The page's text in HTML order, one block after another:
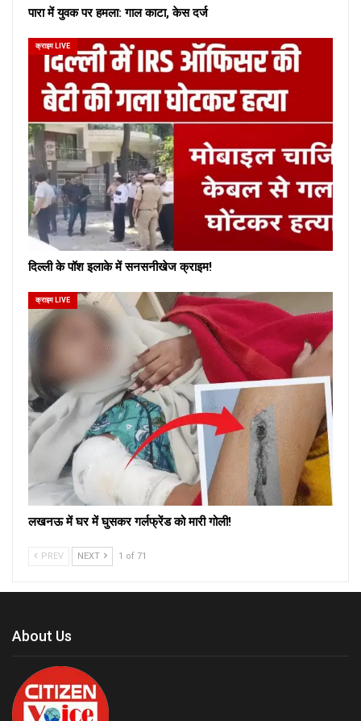
पारा में युवक पर हमला: गाल काटा, केस दर्ज
क्राइम LIVE
दिल्ली के पॉश इलाके में सनसनीखेज क्राइम!
क्राइम LIVE
लखनऊ में घर में घुसकर गर्लफ्रेंड को मारी गोली!
PREV NEXT 1 of 71
About Us